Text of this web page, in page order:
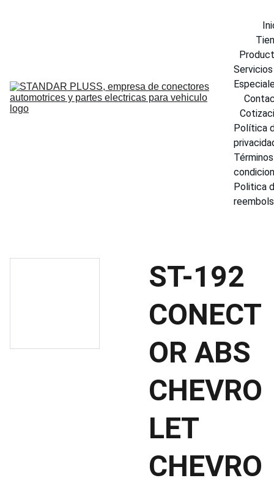
Servicios
Política
Politica
ST-192
CONECT
OR ABS
CHEVRO
LET
CHEVRO